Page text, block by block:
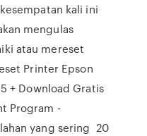
kali ini
mengulas
atau mereset
Printer Epson
+ Download Gratis
Program -
yang sering 20